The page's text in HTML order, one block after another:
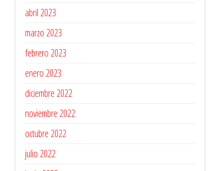
abril 2023
marzo 2023
febrero 2023
enero 2023
diciembre 2022
noviembre 2022
octubre 2022
julio 2022